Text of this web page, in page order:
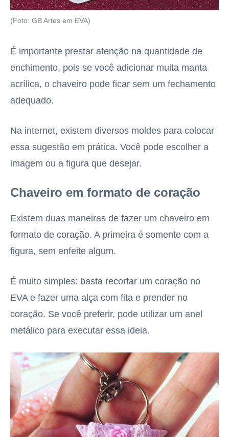
(Foto: GB Artes em EVA)
É importante prestar atenção na quantidade de
enchimento, pois se você adicionar muita manta
acrílica, o chaveiro pode ficar sem um fechamento
adequado.
Na internet, existem diversos moldes para colocar
essa sugestão em prática. Você pode escolher a
imagem ou a figura que desejar.
Chaveiro em formato de coração
Existem duas maneiras de fazer um chaveiro em
formato de coração. A primeira é somente com a
figura, sem enfeite algum.
É muito simples: basta recortar um coração no
EVA e fazer uma alça com fita e prender no
coração. Se você preferir, pode utilizar um anel
metálico para executar essa ideia.